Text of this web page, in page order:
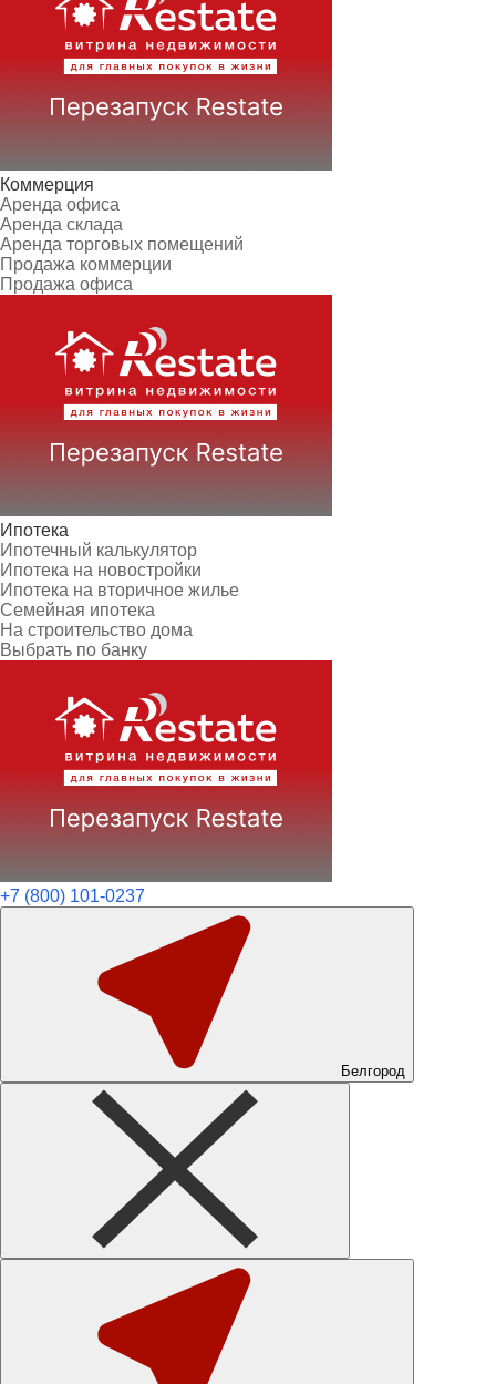
Коммерция
Аренда офиса
Аренда склада
Аренда торговых помещений
Продажа коммерции
Продажа офиса
Ипотека
Ипотечный калькулятор
Ипотека на новостройки
Ипотека на вторичное жилье
Семейная ипотека
На строительство дома
Выбрать по банку
+7 (800) 101-0237
Белгород